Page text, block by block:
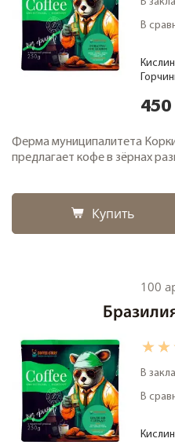
В
450
Ферма муниципалитета
предлагает кофе в зёрнах
Купить
100
В
В